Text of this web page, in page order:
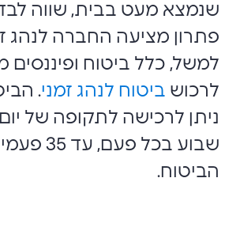
שנמצא מעט בבית, שווה
פתרון מציעה החברה לנהג
למשל, כלל ביטוח
לרכוש ביטוח לנהג זמני.
ניתן לרכישה לתקופה של
שבוע בכל
הביטוח.